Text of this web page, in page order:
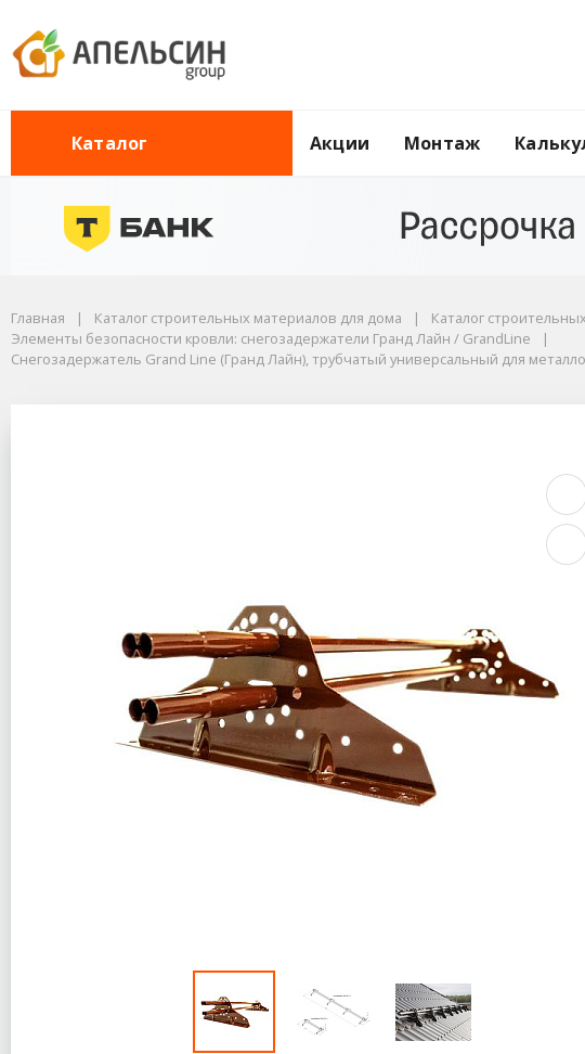
Каталог Акции Монтаж
Элементы безопасности кровли купить в СПб по низким ценам
Элементы безопасности кровли: снегозадержатели Гранд Лайн / GrandLine
Снегозадержатель Grand Line (Гранд Лайн), трубчатый универсальный для
Снегозадержатель
Главная Каталог строительных материалов для дома Каталог
Элементы безопасности кровли: снегозадержатели Гранд Лайн / GrandLine
Снегозадержатель Grand Line (Гранд Лайн), трубчатый универсальный для